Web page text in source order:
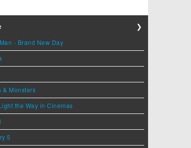
❯
- Brand New Day
& Monsters
the Way in Cinemas
5